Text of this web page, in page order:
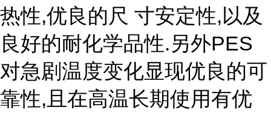
热性,优良的尺 寸安定性,以及
良好的耐化学品性.另外PES
对急剧温度变化显现优良的可
靠性,且在高温长期使用有优